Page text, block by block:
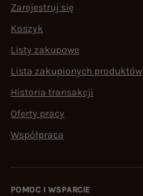
Zarejestruj się
Koszyk
Listy zakupowe
Lista zakupionych produktów
Historia transakcji
Oferty pracy
Współpraca
POMOC I WSPARCIE